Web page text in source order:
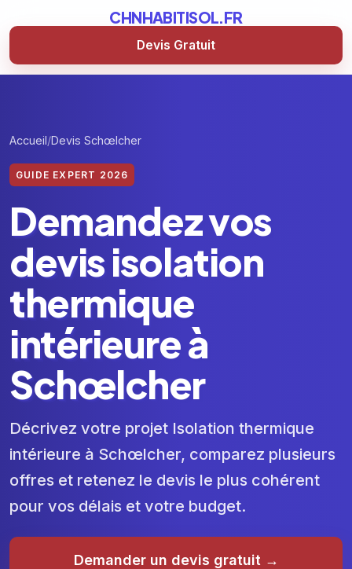
CHNHABITISOL.FR
Devis Gratuit
Accueil Devis Schœlcher
GUIDE EXPERT 2026
Demandez vos
devis isolation
thermique
intérieure à
Schœlcher
Décrivez votre projet Isolation thermique
intérieure à Schœlcher, comparez plusieurs
offres et retenez le devis le plus cohérent
pour vos délais et votre budget.
Demander un devis gratuit →